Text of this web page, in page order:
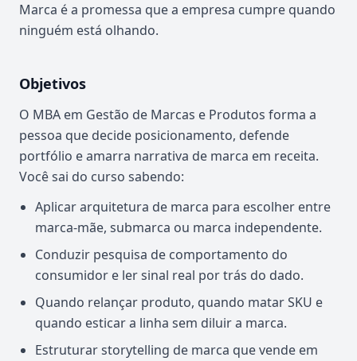
Marca é a promessa que a empresa cumpre quando
ninguém está olhando.
Objetivos
O MBA em Gestão de Marcas e Produtos forma a
pessoa que decide posicionamento, defende
portfólio e amarra narrativa de marca em receita.
Você sai do curso sabendo:
Aplicar arquitetura de marca para escolher entre
marca-mãe, submarca ou marca independente.
Conduzir pesquisa de comportamento do
consumidor e ler sinal real por trás do dado.
Quando relançar produto, quando matar SKU e
quando esticar a linha sem diluir a marca.
Estruturar storytelling de marca que vende em